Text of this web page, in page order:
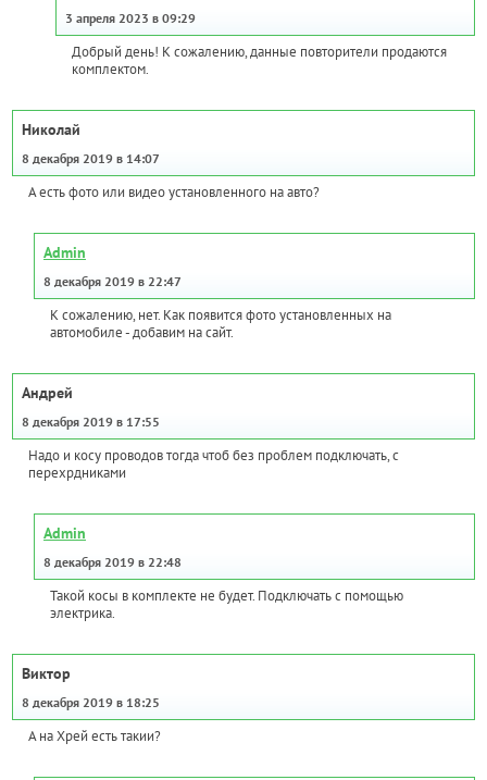
3 апреля 2023 в 09:29
Добрый день! К сожалению, данные повторители продаются
комплектом.
Николай
8 декабря 2019 в 14:07
А есть фото или видео установленного на авто?
Admin
8 декабря 2019 в 22:47
К сожалению, нет. Как появится фото установленных на
автомобиле - добавим на сайт.
Андрей
8 декабря 2019 в 17:55
Надо и косу проводов тогда чтоб без проблем подключать, с
перехрдниками
Admin
8 декабря 2019 в 22:48
Такой косы в комплекте не будет. Подключать с помощью
электрика.
Виктор
8 декабря 2019 в 18:25
А на Хрей есть такии?